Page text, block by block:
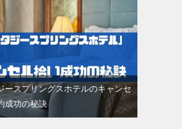
ースプリングスホテルのキャンセ
成功の秘訣